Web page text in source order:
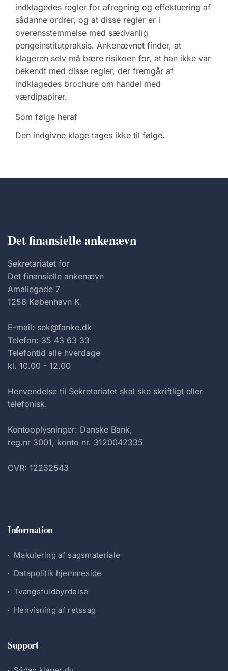
indklagedes regler for afregning og effektuering af
sådanne ordrer, og at disse regler er i
overensstemmelse med sædvanlig
pengeinstitutpraksis. Ankenævnet finder, at
klageren selv må bære risikoen for, at han ikke var
bekendt med disse regler, der fremgår af
indklagedes brochure om handel med
værdipapirer.
Som følge heraf
Den indgivne klage tages ikke til følge.
Det finansielle ankenævn
Sekretariatet for
Det finansielle ankenævn
Amaliegade 7
1256 København K
E-mail: sek@fanke.dk
Telefon: 35 43 63 33
Telefontid alle hverdage
kl. 10.00 - 12.00
Henvendelse til Sekretariatet skal ske skriftligt eller
telefonisk.
Kontooplysninger: Danske Bank,
reg.nr 3001, konto nr. 3120042335
CVR: 12232543
Information
Makulering af sagsmateriale
Datapolitik hjemmeside
Tvangsfuldbyrdelse
Henvisning af retssag
Support